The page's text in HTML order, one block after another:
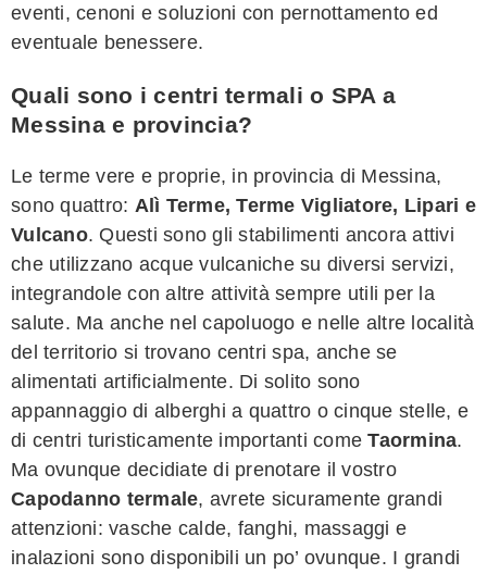
eventi, cenoni e soluzioni con pernottamento ed
eventuale benessere.
Quali sono i centri termali o SPA a
Messina e provincia?
Le terme vere e proprie, in provincia di Messina,
sono quattro: Alì Terme, Terme Vigliatore, Lipari e
Vulcano. Questi sono gli stabilimenti ancora attivi
che utilizzano acque vulcaniche su diversi servizi,
integrandole con altre attività sempre utili per la
salute. Ma anche nel capoluogo e nelle altre località
del territorio si trovano centri spa, anche se
alimentati artificialmente. Di solito sono
appannaggio di alberghi a quattro o cinque stelle, e
di centri turisticamente importanti comeTaormina.
Ma ovunque decidiate di prenotare il vostro
Capodanno termale, avrete sicuramente grandi
attenzioni: vasche calde, fanghi, massaggi e
inalazioni sono disponibili un po’ ovunque. I grandi